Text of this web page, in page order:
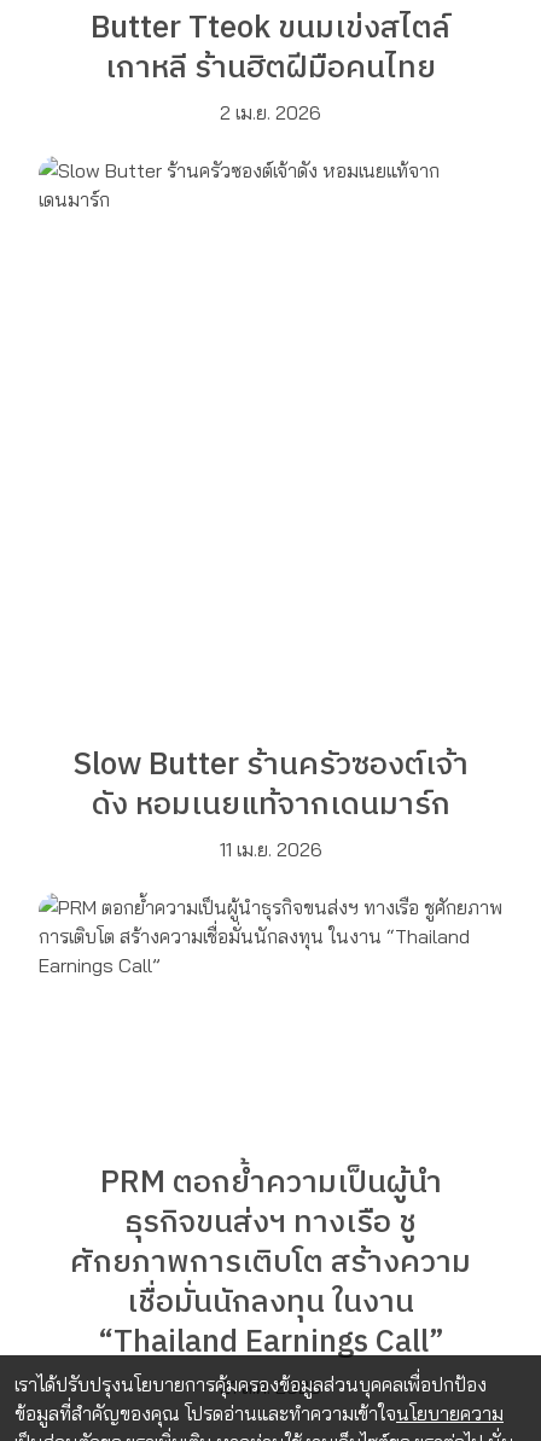
Butter Tteok ขนมเข่งสไตล์
เกาหลี ร้านฮิตฝีมือคนไทย
2 เม.ย. 2026
Slow Butter ร้านครัวซองต์เจ้า
ดัง หอมเนยแท้จากเดนมาร์ก
11 เม.ย. 2026
PRM ตอกย้ำความเป็นผู้นำ
ธุรกิจขนส่งฯ ทางเรือ ชู
ศักยภาพการเติบโต สร้างความ
เชื่อมั่นนักลงทุน ในงาน
“Thailand Earnings Call”
21 ส.ค. 2025
เราได้ปรับปรุงนโยบายการคุ้มครองข้อมูลส่วนบุคคลเพื่อปกป้อง
ข้อมูลที่สำคัญของคุณ โปรดอ่านและทำความเข้าใจนโยบายความ